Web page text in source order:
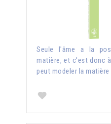
Seule l'âme a la
matière, et c'est donc
peut modeler la